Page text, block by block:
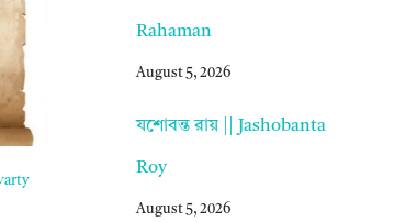
Rahaman
August 5, 2026
যশোবন্ত রায় || Jashobanta
Roy
August 5, 2026